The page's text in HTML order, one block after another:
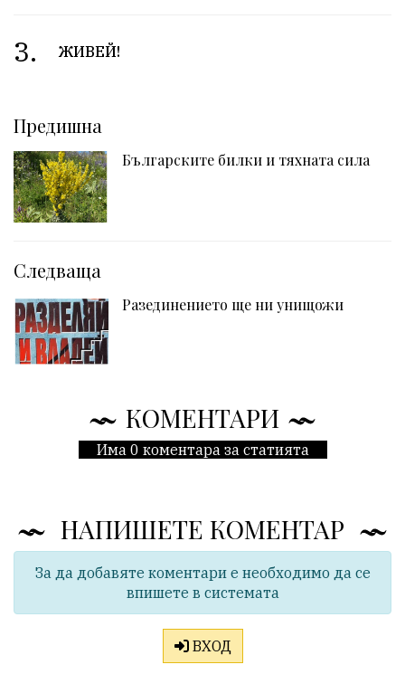
3. ЖИВЕЙ!
Предишна
Българските билки и тяхната сила
Следваща
Разединението ще ни унищожи
КОМЕНТАРИ
Има 0 коментара за статията
НАПИШЕТЕ КОМЕНТАР
За да добавяте коментари е необходимо да се
впишете в системата
ВХОД